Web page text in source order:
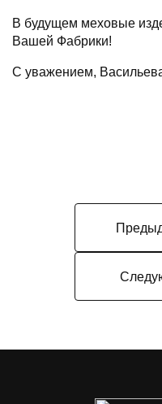
В будущем меховые
Вашей Фабрики!
С уважением,